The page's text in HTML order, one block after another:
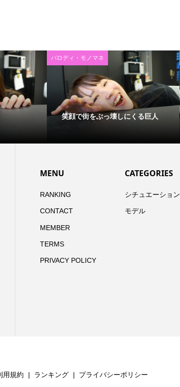
パロディ・モノマネ
笑顔で街をぶっ壊しにくる巨人
MENU
RANKING
CONTACT
MEMBER
TERMS
PRIVACY POLICY
CATEGORIES
シチュエーション
モデル
用規約 ランキング プライバシーポリシー